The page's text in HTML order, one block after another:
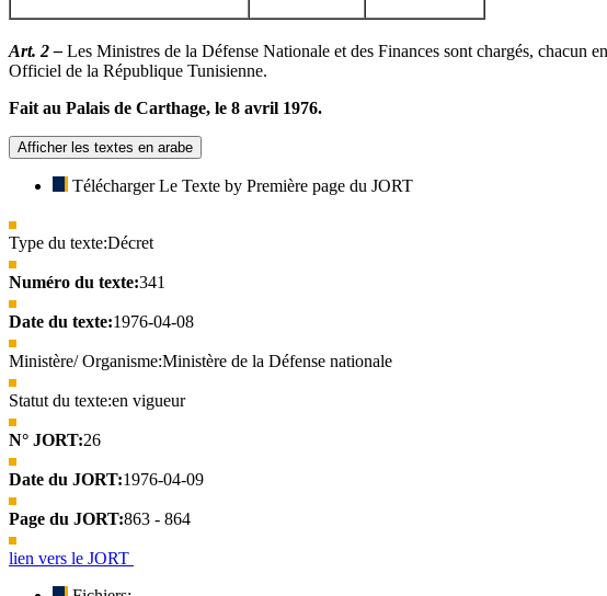
Art. 2 – Les Ministres de la Défense Nationale et des Finances sont chargés, chacun
Officiel de la République Tunisienne.
Fait au Palais de Carthage, le 8 avril 1976.
Afficher les textes en arabe
Télécharger Le Texte by Première page du JORT
Type du texte:Décret
Numéro du texte:341
Date du texte:1976-04-08
Ministère/ Organisme:Ministère de la Défense nationale
Statut du texte:en vigueur
N° JORT:26
Date du JORT:1976-04-09
Page du JORT:863 - 864
lien vers le JORT